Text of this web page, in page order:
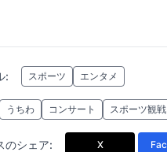
: スポーツ エンタメ
うちわ コンサート スポーツ観戦
のシェア: X